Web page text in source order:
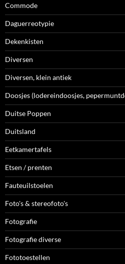
Commode
Daguerreotypie
Dekenkisten
Diversen
Diversen, klein antiek
Doosjes (lodereindoosjes,
Duitse Poppen
Duitsland
Eetkamertafels
Etsen / prenten
Fauteuilstoelen
Foto's & stereofoto's
Fotografie
Fotografie diverse
Fototoestellen